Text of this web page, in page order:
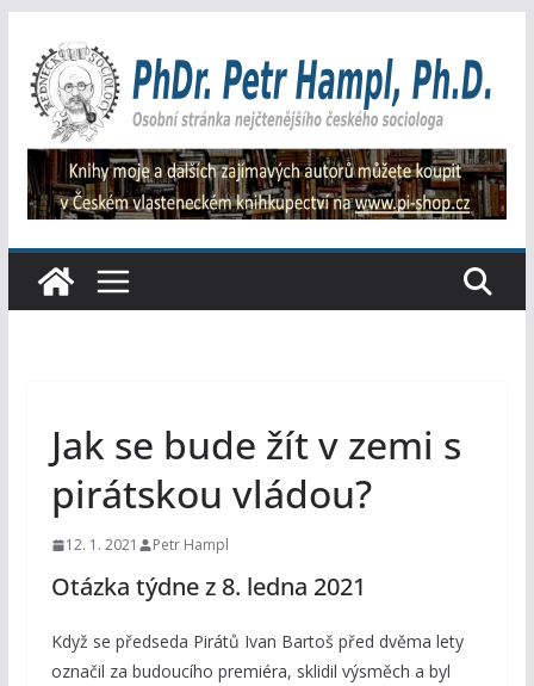
obsah
Jak se bude žít v zemi s
pirátskou vládou?
12. 1. 2021 Petr Hampl
Otázka týdne z 8. ledna 2021
Když se předseda Pirátů Ivan Bartoš před dvěma lety
označil za budoucího premiéra, sklidil výsměch a byl